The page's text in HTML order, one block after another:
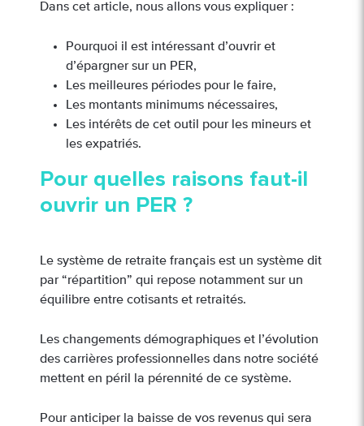
Dans cet article, nous allons vous expliquer :
Pourquoi il est intéressant d’ouvrir et
d’épargner sur un PER,
Les meilleures périodes pour le faire,
Les montants minimums nécessaires,
Les intérêts de cet outil pour les mineurs et
les expatriés.
Pour quelles raisons faut-il
ouvrir un PER ?
Le système de retraite français est un système dit
par “répartition” qui repose notamment sur un
équilibre entre cotisants et retraités.
Les changements démographiques et l’évolution
des carrières professionnelles dans notre société
mettent en péril la pérennité de ce système.
Pour anticiper la baisse de vos revenus qui sera